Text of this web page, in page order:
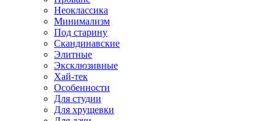
Неоклассика
Минимализм
Под старину
Скандинавские
Элитные
Эксклюзивные
Хай-тек
Особенности
Для студии
Для хрущевки